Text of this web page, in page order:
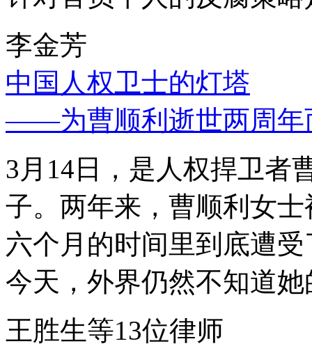
李金芳
中国人权卫士的灯塔
——为曹顺利逝世两周年
3月14日，是人权捍卫者
子。两年来，曹顺利女
六个月的时间里到底遭
今天，外界仍然不知道
王胜生等13位律师